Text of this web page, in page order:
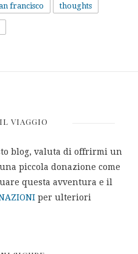
francisco thoughts
VIAGGIO
blog, valuta di offrirmi un
piccola donazione come
questa avventura e il
per ulteriori